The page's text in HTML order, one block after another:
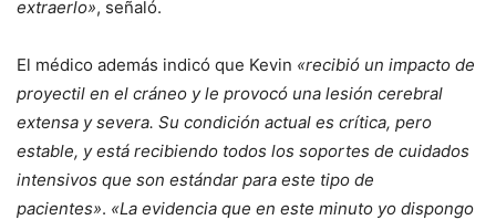
extraerlo», señaló.
El médico además indicó que Kevin «recibió un impacto de
proyectil en el cráneo y le provocó una lesión cerebral
extensa y severa. Su condición actual es crítica, pero
estable, y está recibiendo todos los soportes de cuidados
intensivos que son estándar para este tipo de
pacientes». «La evidencia que en este minuto yo dispongo